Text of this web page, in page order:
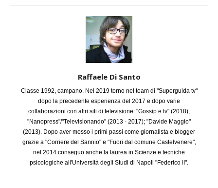
Raffaele Di Santo
Classe 1992, campano. Nel 2019 torno nel team di "Superguida tv"
dopo la precedente esperienza del 2017 e dopo varie
collaborazioni con altri siti di televisione: "Gossip e tv" (2018);
"Nanopress"/"Televisionando" (2013 - 2017); "Davide Maggio"
(2013). Dopo aver mosso i primi passi come giornalista e blogger
grazie a "Corriere del Sannio" e "Fuori dal comune Castelvenere",
nel 2014 conseguo anche la laurea in Scienze e tecniche
psicologiche all'Università degli Studi di Napoli "Federico II".